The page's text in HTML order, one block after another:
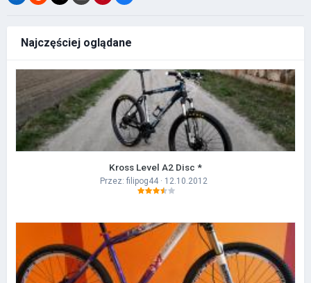
Najczęściej oglądane
Kross Level A2 Disc *
Przez: filipog44· 12.10.2012